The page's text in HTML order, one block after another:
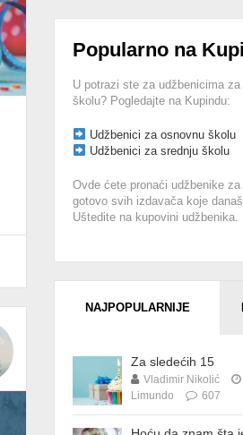
Popularno na
U potrazi ste za udžbenicima
školu? Pogledajte na Kupindu:
Udžbenici za osnovnu školu
Udžbenici za srednju školu
Ovde ćete pronaći udžbenike
gotovo svih izdavača koje
Uštedite na kupovini udžbenika.
NAJPOPULARNIJE
Za sledećih 15
Vladimir Nikolić
Limundo
607